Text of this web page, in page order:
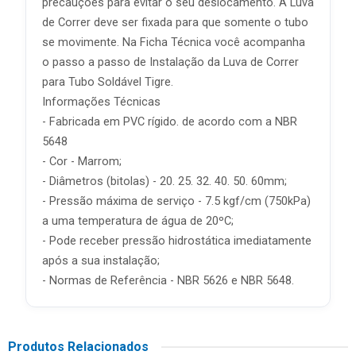
precauções para evitar o seu deslocamento. A Luva
de Correr deve ser fixada para que somente o tubo
se movimente. Na Ficha Técnica você acompanha
o passo a passo de Instalação da Luva de Correr
para Tubo Soldável Tigre.
Informações Técnicas
- Fabricada em PVC rígido. de acordo com a NBR
5648
- Cor - Marrom;
- Diâmetros (bitolas) - 20. 25. 32. 40. 50. 60mm;
- Pressão máxima de serviço - 7.5 kgf/cm (750kPa)
a uma temperatura de água de 20ºC;
- Pode receber pressão hidrostática imediatamente
após a sua instalação;
- Normas de Referência - NBR 5626 e NBR 5648.
Produtos Relacionados